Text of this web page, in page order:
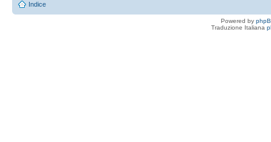
Indice
Powered by
Traduzione Italiana